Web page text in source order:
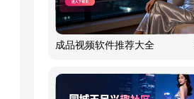
成品视频软件推荐大全